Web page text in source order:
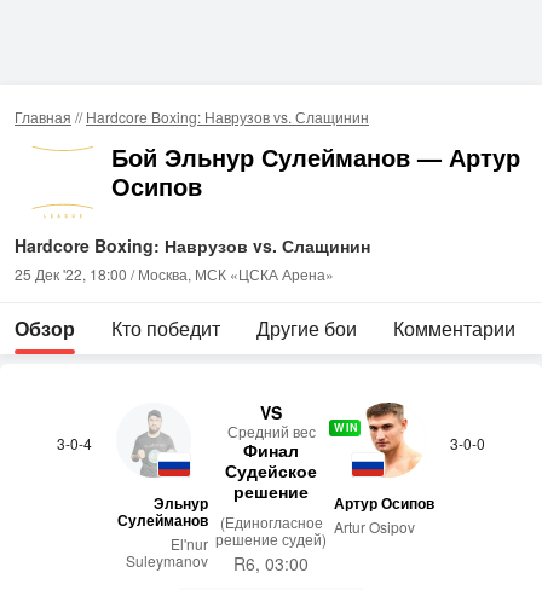
Главная //Hardcore Boxing: Наврузов vs. Слащинин
Бой Эльнур Сулейманов — Артур
Осипов
Hardcore Boxing: Наврузов vs. Слащинин
25 Дек '22, 18:00 / Москва, МСК «ЦСКА Арена»
Обзор Кто победит Другие бои Комментарии
3-0-4
Эльнур
Сулейманов
El'nur
Suleymanov
VS
Сред­ний вес
Финал
Судейское
решение
(Единогласное
решение судей)
R6, 03:00
3-0-0
WIN
Артур Осипов
Artur Osipov